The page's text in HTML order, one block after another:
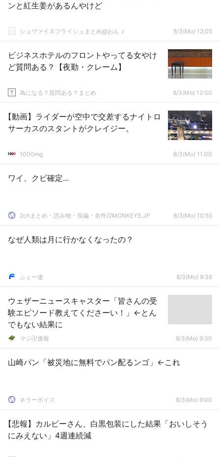
ンと紅生姜があるんやけど
シュヴァイネフライシュまとめ@おんＪ 8/3(Mo) 12:05
ビジネスホテルのフロントやってる女やけ
ど質問ある？【夜勤・クレーム】
為になる？質問ある？まとめ 8/3(Mo) 12:00
【動画】ライダーが空中で交差するナイトロ
サーカスのスタントがクレイジー。
1000mg 8/3(Mo) 11:00
ワイ、クビ確定...
2chまとめ・読み物・長編・名作/2MONKEYS.JP 8/3(Mo) 10:55
なぜ人類は月に行かなくなったの？
ふぇー速 8/3(Mo) 9:36
ウェザーニュースキャスター「皆さんの受
験エピソード教えてくださーい！」←とん
でもない結果に
マジ卍速報 8/3(Mo) 9:30
山崎パン「被災地に無料でパン配るンゴ」←これ
ネラーボイス 8/3(Mo) 9:00
【悲報】カルビーさん、白黒包装にした結果「おいしそう
にみえない」4週連続減